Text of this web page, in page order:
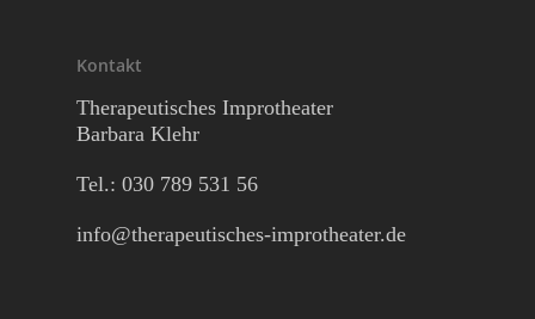
Kontakt
Therapeutisches Improtheater
Barbara Klehr
Tel.: 030 789 531 56
info@therapeutisches-improtheater.de